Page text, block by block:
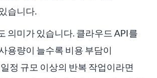
습니다.
의미가 있습니다. 클라우드 API를
용량이 늘수록 비용 부담이
정 규모 이상의 반복 작업이라면